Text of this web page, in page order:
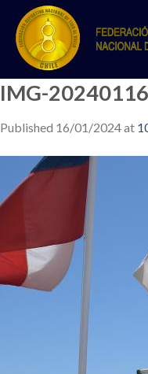
content
IMG-
Published 16/01/2024at